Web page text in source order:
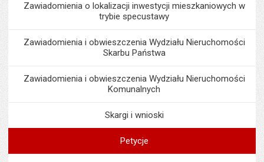
Zawiadomienia o lokalizacji inwestycji mieszkaniowych w
trybie specustawy
Zawiadomienia i obwieszczenia Wydziału Nieruchomości
Skarbu Państwa
Zawiadomienia i obwieszczenia Wydziału Nieruchomości
Komunalnych
Skargi i wnioski
Petycje